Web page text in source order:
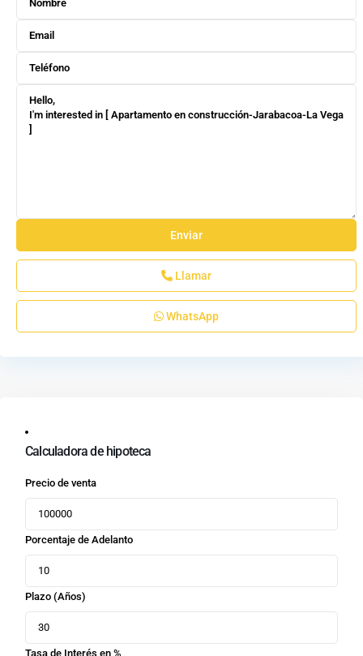
Llamar
WhatsApp
Calculadora de hipoteca
Precio de venta
Porcentaje de Adelanto
Plazo (Años)
Tasa de Interés en %